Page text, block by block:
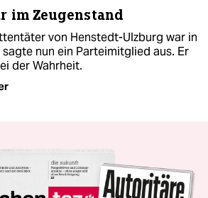
im Zeugenstand
von Henstedt-Ulzburg war in
sagte nun ein Parteimitglied aus. Er
der Wahrheit.